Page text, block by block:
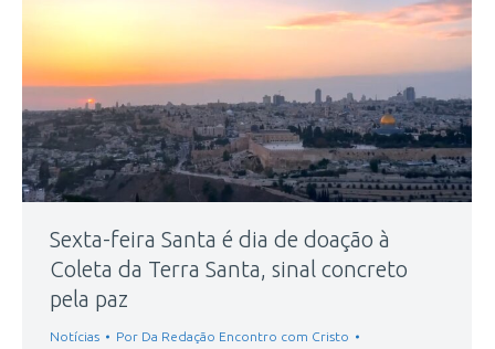
Sexta-feira Santa é dia de doação à
Coleta da Terra Santa, sinal concreto
pela paz
Notícias Por Da Redação Encontro com Cristo